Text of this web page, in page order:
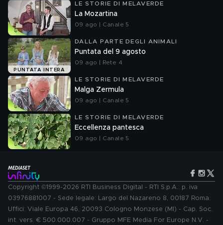
LE STORIE DI MELAVERDE
La Mozartina
09 ago | Canale 5
PUNTATA INTERA
DALLA PARTE DEGLI ANIMALI
Puntata del 9 agosto
09 ago | Rete 4
LE STORIE DI MELAVERDE
Malga Zermula
09 ago | Canale 5
LE STORIE DI MELAVERDE
Eccellenza pantesca
09 ago | Canale 5
Copyright ©1999-2026 RTI Business Digital - RTI S.p.A.: p. iva
03976881007 - Sede legale: Largo del Nazareno 8, 00187 Roma.
Uffici: Viale Europa 46, 20093 Cologno Monzese (MI) - Cap. Soc.
int. vers. € 500.000.007 - Gruppo MFE Media For Europe N.V. -